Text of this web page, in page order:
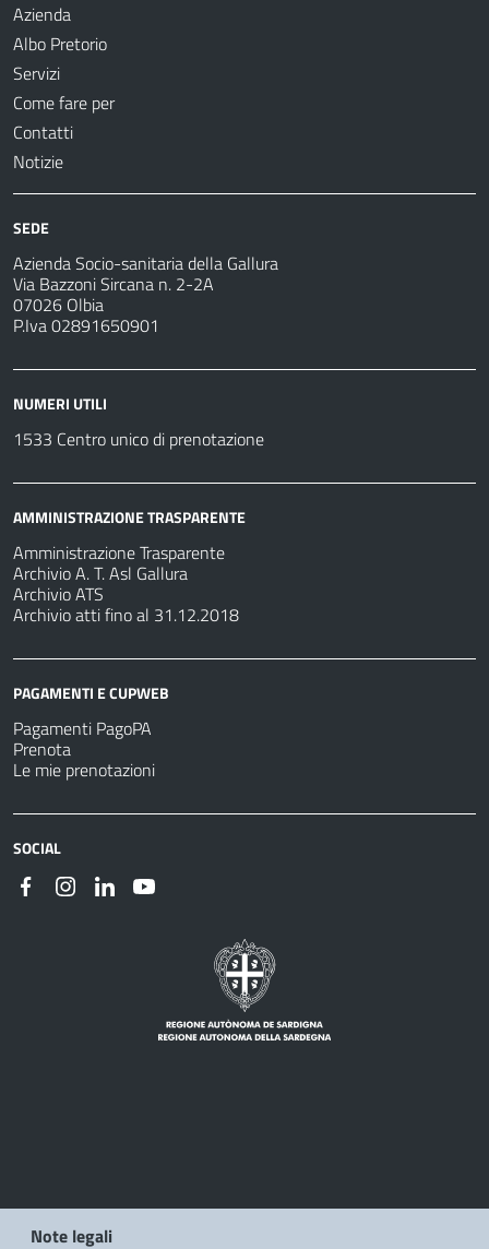
Azienda
Albo Pretorio
Servizi
Come fare per
Contatti
Notizie
SEDE
Azienda Socio-sanitaria della Gallura
Via Bazzoni Sircana n. 2-2A
07026 Olbia
P.Iva 02891650901
NUMERI UTILI
1533 Centro unico di prenotazione
AMMINISTRAZIONE TRASPARENTE
Amministrazione Trasparente
Archivio A. T. Asl Gallura
Archivio ATS
Archivio atti fino al 31.12.2018
PAGAMENTI E CUPWEB
Pagamenti PagoPA
Prenota
Le mie prenotazioni
SOCIAL
Note legali